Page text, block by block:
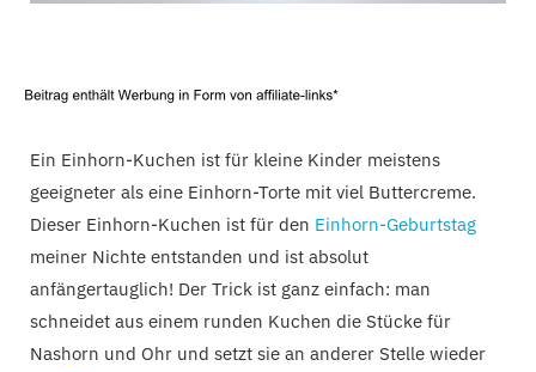
Ein Einhorn-Kuchen ist für kleine Kinder meistens
geeigneter als eine Einhorn-Torte mit viel Buttercreme.
Dieser Einhorn-Kuchen ist für den Einhorn-Geburtstag
meiner Nichte entstanden und ist absolut
anfängertauglich! Der Trick ist ganz einfach: man
schneidet aus einem runden Kuchen die Stücke für
Nashorn und Ohr und setzt sie an anderer Stelle wieder